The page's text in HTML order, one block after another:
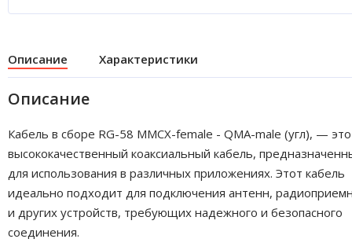
Описание Характеристики
Описание
Кабель в сборе RG-58 MMCX-female - QMA-male (угл), — это
высококачественный коаксиальный кабель,
для использования в различных приложениях. Этот кабель
идеально подходит для подключения антенн,
и других устройств, требующих надежного и безопасного
соединения.